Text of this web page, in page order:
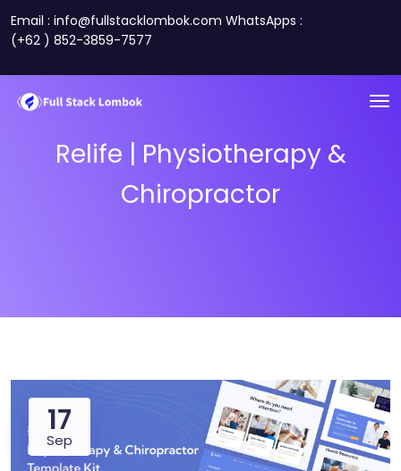
Email : info@fullstacklombok.com WhatsApps :
(+62 ) 852-3859-7577
Relife | Physiotherapy &
Chiropractor
17
Sep